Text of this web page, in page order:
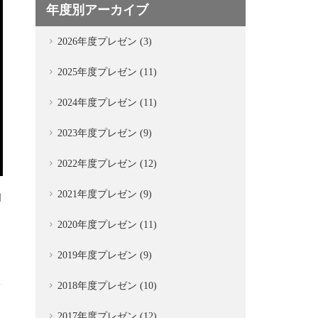
年度別アーカイブ
2026年度プレゼン (3)
2025年度プレゼン (11)
2024年度プレゼン (11)
2023年度プレゼン (9)
2022年度プレゼン (12)
2021年度プレゼン (9)
2020年度プレゼン (11)
2019年度プレゼン (9)
2018年度プレゼン (10)